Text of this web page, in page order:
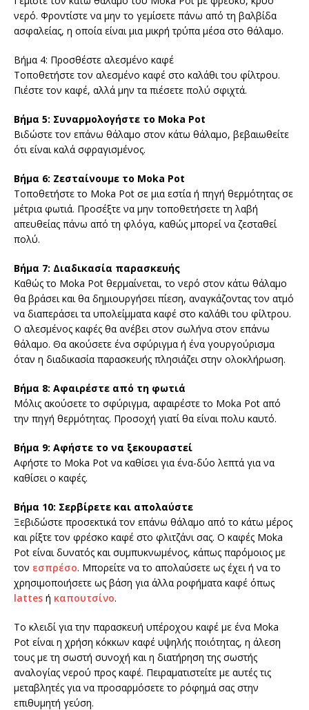
νερό. Φροντίστε να μην το γεμίσετε πάνω από τη βαλβίδα
ασφαλείας, η οποία είναι μια μικρή τρύπα μέσα στο θάλαμο.
Βήμα 4: Προσθέστε αλεσμένο καφέ
Τοποθετήστε τον αλεσμένο καφέ στο καλάθι του φίλτρου.
Πιέστε τον καφέ, αλλά μην τα πιέσετε πολύ σφιχτά.
Βήμα 5: Συναρμολογήστε το Moka Pot
Βιδώστε τον επάνω θάλαμο στον κάτω θάλαμο, βεβαιωθείτε
ότι είναι καλά σφραγισμένος.
Βήμα 6: Ζεσταίνουμε το Moka Pot
Τοποθετήστε το Moka Pot σε μια εστία ή πηγή θερμότητας σε
μέτρια φωτιά. Προσέξτε να μην τοποθετήσετε τη λαβή
απευθείας πάνω από τη φλόγα, καθώς μπορεί να ζεσταθεί
πολύ.
Βήμα 7: Διαδικασία παρασκευής
Καθώς το Moka Pot θερμαίνεται, το νερό στον κάτω θάλαμο
θα βράσει και θα δημιουργήσει πίεση, αναγκάζοντας τον ατμό
να διαπεράσει τα υπολείμματα καφέ στο καλάθι του φίλτρου.
Ο αλεσμένος καφές θα ανέβει στον σωλήνα στον επάνω
θάλαμο. Θα ακούσετε ένα σφύριγμα ή ένα γουργούρισμα
όταν η διαδικασία παρασκευής πλησιάζει στην ολοκλήρωση.
Βήμα 8: Αφαιρέστε από τη φωτιά
Μόλις ακούσετε το σφύριγμα, αφαιρέστε το Moka Pot από
την πηγή θερμότητας. Προσοχή γιατί θα είναι πολυ καυτό.
Βήμα 9: Αφήστε το να ξεκουραστεί
Αφήστε το Moka Pot να καθίσει για ένα-δύο λεπτά για να
καθίσει ο καφές.
Βήμα 10: Σερβίρετε και απολαύστε
Ξεβιδώστε προσεκτικά τον επάνω θάλαμο από το κάτω μέρος
και ρίξτε τον φρέσκο καφέ στο φλιτζάνι σας. Ο καφές Moka
Pot είναι δυνατός και συμπυκνωμένος, κάπως παρόμοιος με
τον εσπρέσο. Μπορείτε να το απολαύσετε ως έχει ή να το
χρησιμοποιήσετε ως βάση για άλλα ροφήματα καφέ όπως
lattes ή καπουτσίνο.
Το κλειδί για την παρασκευή υπέροχου καφέ με ένα Moka
Pot είναι η χρήση κόκκων καφέ υψηλής ποιότητας, η άλεση
τους με τη σωστή συνοχή και η διατήρηση της σωστής
αναλογίας νερού προς καφέ. Πειραματιστείτε με αυτές τις
μεταβλητές για να προσαρμόσετε το ρόφημά σας στην
επιθυμητή γεύση.